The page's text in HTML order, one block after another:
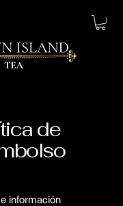
de
información